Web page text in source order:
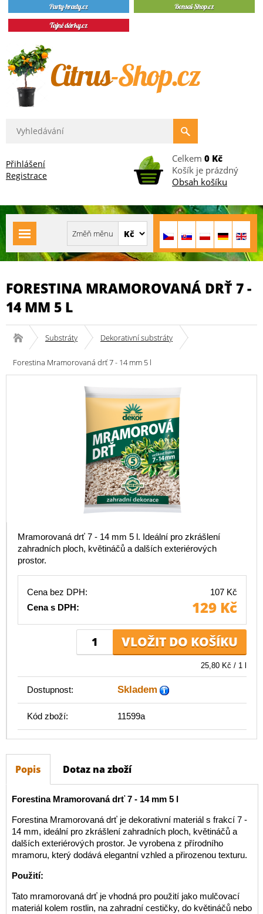
Přihlášení
Registrace
Celkem 0 Kč
Košík je prázdný
Obsah košíku
FORESTINA MRAMOROVANÁ DRŤ 7 -
14 MM 5 L
Substráty Dekorativní substráty
Forestina Mramorovaná drť 7 - 14 mm 5 l
Mramorovaná drť 7 - 14 mm 5 l. Ideální pro zkrášlení
zahradních ploch, květináčů a dalších exteriérových
prostor.
Cena bez DPH:
107 Kč
Cena s DPH:
129 Kč
25,80 Kč / 1 l
Dostupnost: Skladem
Kód zboží: 11599a
Popis Dotaz na zboží
Forestina Mramorovaná drť 7 - 14 mm 5 l
Forestina Mramorovaná drť je dekorativní materiál s frakcí 7 -
14 mm, ideální pro zkrášlení zahradních ploch, květináčů a
dalších exteriérových prostor. Je vyrobena z přírodního
mramoru, který dodává elegantní vzhled a přirozenou texturu.
Použití:
Tato mramorovaná drť je vhodná pro použití jako mulčovací
materiál kolem rostlin, na zahradní cestičky, do květináčů nebo